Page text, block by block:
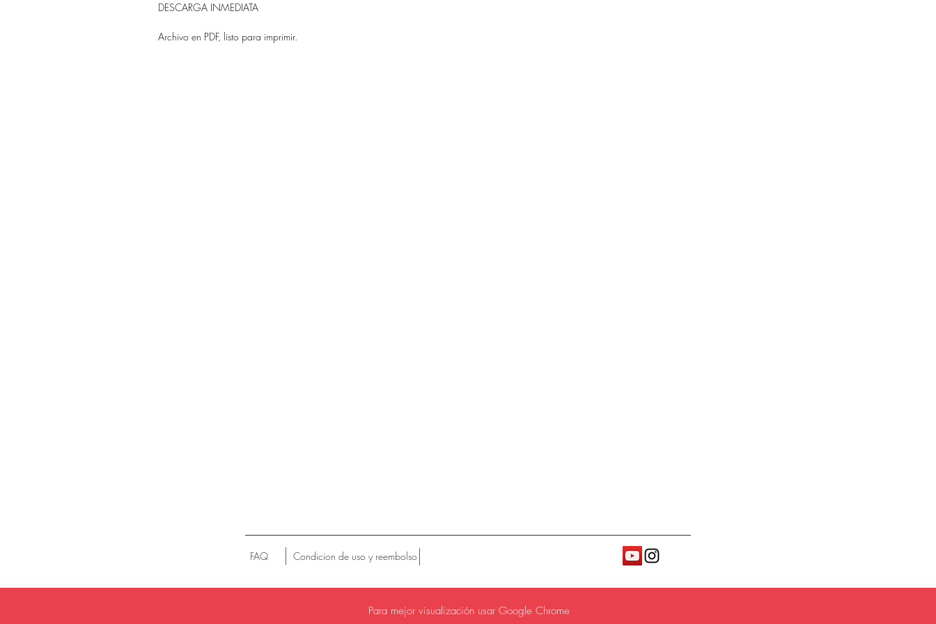
DESCARGA INMEDIATA
Archivo en PDF, listo para imprimir.
FAQ Condicion de uso y reembolso
Para mejor visualización usar Google Chrome